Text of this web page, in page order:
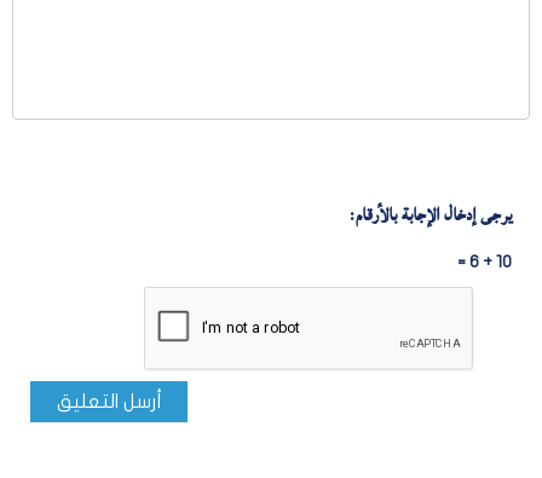
يرجى إدخال الإجابة بالأرقام:
10 + 6 =
أرسل التعليق